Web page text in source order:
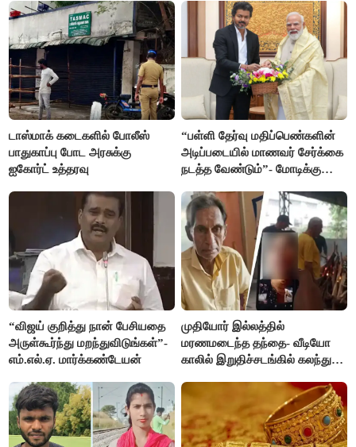
டாஸ்மாக் கடைகளில் போலீஸ்
பாதுகாப்பு போட அரசுக்கு
ஐகோர்ட் உத்தரவு
“பள்ளி தேர்வு மதிப்பெண்களின்
அடிப்படையில் மாணவர் சேர்க்கை
நடத்த வேண்டும்”- மோடிக்கு
“விஜய் குறித்து நான் பேசியதை
அருள்கூர்ந்து மறந்துவிடுங்கள்”-
எம்.எல்.ஏ. மார்க்கண்டேயன்
முதியோர் இல்லத்தில்
மரணமடைந்த தந்தை- வீடியோ
காலில் இறுதிச்சடங்கில் கலந்து